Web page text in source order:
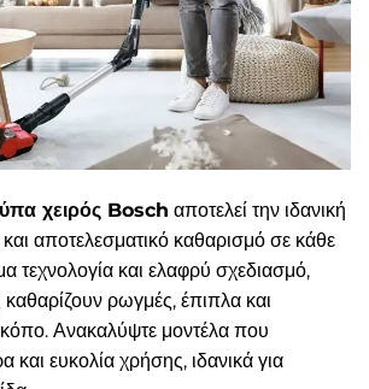
χειρός Bosch αποτελεί την ιδανική
αποτελεσματικό καθαρισμό σε κάθε
τεχνολογία και ελαφρύ σχεδιασμό,
καθαρίζουν ρωγμές, έπιπλα και
Ανακαλύψτε μοντέλα που
και ευκολία χρήσης, ιδανικά για